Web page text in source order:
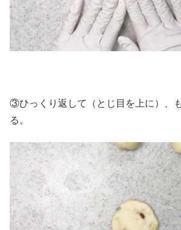
③ひっくり返して（とじ目を上に）、
る。